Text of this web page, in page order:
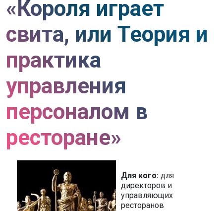
«Короля играет
свита, или Теория и
практика
управления
персоналом в
ресторане»
Для кого: для
директоров и
управляющих
ресторанов